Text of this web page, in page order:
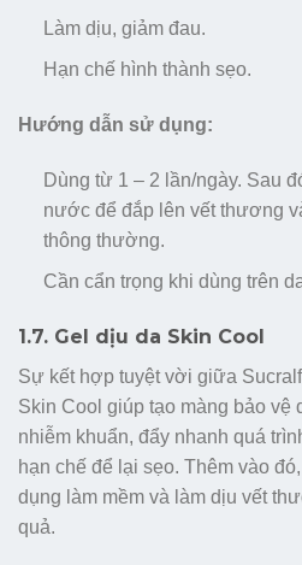
Làm dịu, giảm đau.
Hạn chế hình thành sẹo.
Hướng dẫn sử dụng:
Dùng từ 1 – 2 lần/ngày. Sau
nước để đắp lên vết thương
thông thường.
Cần cẩn trọng khi dùng trên
1.7. Gel dịu da Skin Cool
Sự kết hợp tuyệt vời giữa
Skin Cool giúp tạo màng bảo vệ
nhiễm khuẩn, đẩy nhanh quá
hạn chế để lại sẹo. Thêm vào
dụng làm mềm và làm dịu vết
quả.